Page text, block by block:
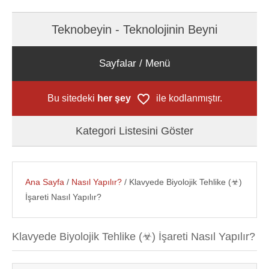
Teknobeyin - Teknolojinin Beyni
Sayfalar / Menü
Bu sitedeki her şey ile kodlanmıştır.
Kategori Listesini Göster
Ana Sayfa / Nasıl Yapılır? / Klavyede Biyolojik Tehlike (☣)
İşareti Nasıl Yapılır?
Klavyede Biyolojik Tehlike (☣) İşareti Nasıl Yapılır?